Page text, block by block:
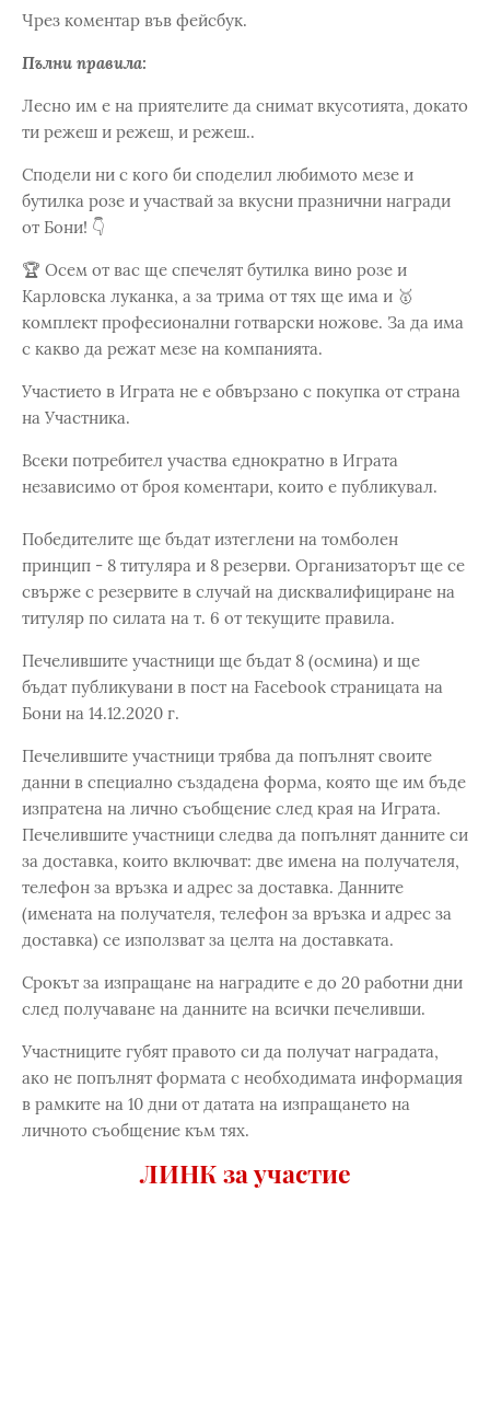
Чрез коментар във фейсбук.
Пълни правила:
Лесно им е на приятелите да снимат вкусотията, докато
ти режеш и режеш, и режеш..
Сподели ни с кого би споделил любимото мезе и
бутилка розе и участвай за вкусни празнични награди
от Бони! 👇
🏆 Осем от вас ще спечелят бутилка вино розе и
Карловска луканка, а за трима от тях ще има и 🥇
комплект професионални готварски ножове. За да има
с какво да режат мезе на компанията.
Участието в Играта не е обвързано с покупка от страна
на Участника.
Всеки потребител участва еднократно в Играта
независимо от броя коментари, които е публикувал.
Победителите ще бъдат изтеглени на томболен
принцип - 8 титуляра и 8 резерви. Организаторът ще се
свърже с резервите в случай на дисквалифициране на
титуляр по силата на т. 6 от текущите правила.
Печелившите участници ще бъдат 8 (осмина) и ще
бъдат публикувани в пост на Facebook страницата на
Бони на 14.12.2020 г.
Печелившите участници трябва да попълнят своите
данни в специално създадена форма, която ще им бъде
изпратена на лично съобщение след края на Играта.
Печелившите участници следва да попълнят данните си
за доставка, които включват: две имена на получателя,
телефон за връзка и адрес за доставка. Данните
(имената на получателя, телефон за връзка и адрес за
доставка) се използват за целта на доставката.
Срокът за изпращане на наградите е до 20 работни дни
след получаване на данните на всички печеливши.
Участниците губят правото си да получат наградата,
ако не попълнят формата с необходимата информация
в рамките на 10 дни от датата на изпращането на
личното съобщение към тях.
ЛИНК за участие